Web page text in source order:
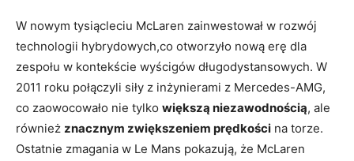
W nowym tysiącleciu McLaren zainwestował w rozwój
technologii hybrydowych,co otworzyło nową erę dla
zespołu w kontekście wyścigów długodystansowych. W
2011 roku połączyli siły z inżynierami z Mercedes-AMG,
co zaowocowało nie tylko większą niezawodnością, ale
również znacznym zwiększeniem prędkości na torze.
Ostatnie zmagania w Le Mans pokazują, że McLaren